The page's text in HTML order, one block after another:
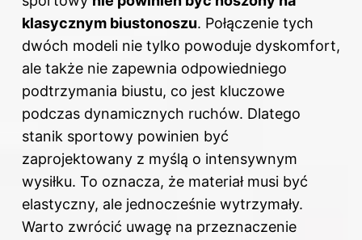
klasycznym biustonoszu. Połączenie tych
dwóch modeli nie tylko powoduje dyskomfort,
ale także nie zapewnia odpowiedniego
podtrzymania biustu, co jest kluczowe
podczas dynamicznych ruchów. Dlatego
stanik sportowy powinien być
zaprojektowany z myślą o intensywnym
wysiłku. To oznacza, że materiał musi być
elastyczny, ale jednocześnie wytrzymały.
Warto zwrócić uwagę na przeznaczenie